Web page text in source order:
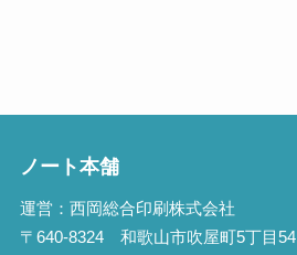
ノート本舗
運営：西岡総合印刷株式会社
〒640-8324 和歌山市吹屋町5丁目54